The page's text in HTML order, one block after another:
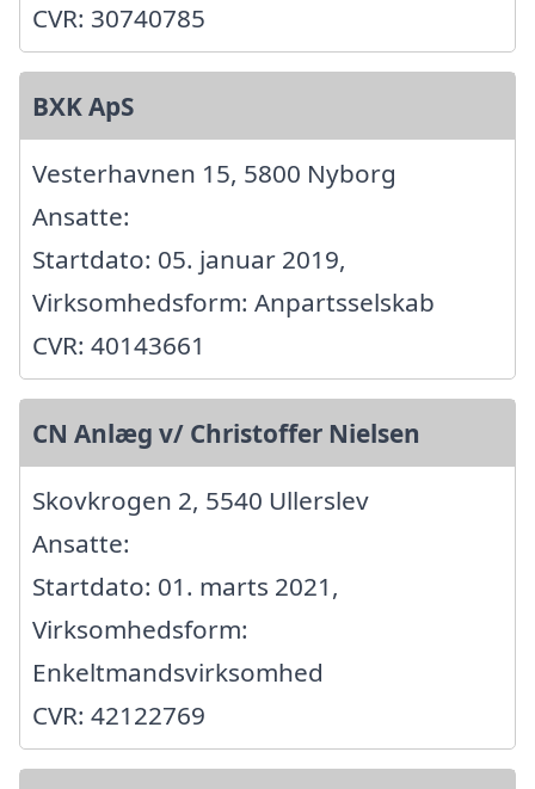
CVR: 30740785
BXK ApS
Vesterhavnen 15, 5800 Nyborg
Ansatte:
Startdato: 05. januar 2019,
Virksomhedsform: Anpartsselskab
CVR: 40143661
CN Anlæg v/ Christoffer Nielsen
Skovkrogen 2, 5540 Ullerslev
Ansatte:
Startdato: 01. marts 2021,
Virksomhedsform:
Enkeltmandsvirksomhed
CVR: 42122769